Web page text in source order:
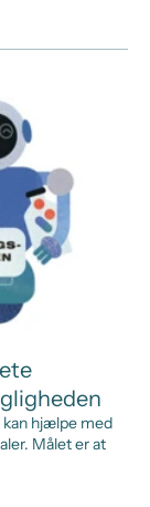
kan hjælpe med
Målet er at